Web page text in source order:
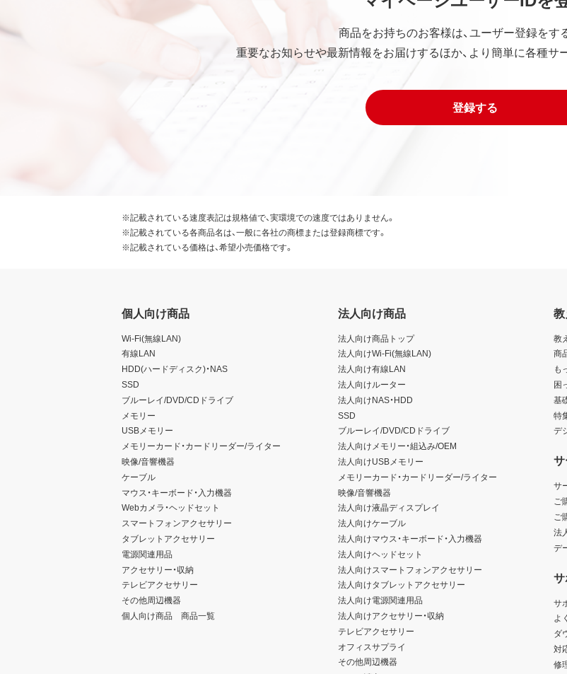
いかなる場合においても、弊社の責任の上限は、お客様が購入商品の対価として
本契約の締結により、お客様は下記事項に同意するものとします。
本ソフトウェアが外国為替及び外国貿易法および米国輸出管理関連法規等に基
識の上、本ソフトウェアを輸出または再輸出する場合は、上記の輸出管理関連
第7条 その他
せん。
本ソフトウェアに表示されている著作権者も本契約について弊社と同じ権利を
本契約に関わる紛争が発生した場合は、弊社の本店所在地を管轄する裁判所を専
商品をお持ちのお客様は、ユーザー登録をす
重要なお知らせや最新情報をお届けするほか、より簡単に各種サ
登録する
※記載されている速度表記は規格値で、実環境での速度ではありません。
※記載されている各商品名は、一般に各社の商標または登録商標です。
※記載されている価格は、希望小売価格です。
個人向け商品
Wi-Fi(無線LAN)
有線LAN
HDD(ハードディスク)・NAS
SSD
ブルーレイ/DVD/CDドライブ
メモリー
USBメモリー
メモリーカード・カードリーダー/ライター
映像/音響機器
ケーブル
マウス・キーボード・入力機器
Webカメラ・ヘッドセット
スマートフォンアクセサリー
タブレットアクセサリー
電源関連用品
アクセサリー・収納
テレビアクセサリー
その他周辺機器
個人向け商品 商品一覧
法人向け商品
法人向け商品トップ
法人向けWi-Fi(無線LAN)
法人向け有線LAN
法人向けルーター
法人向けNAS・HDD
SSD
ブルーレイ/DVD/CDドライブ
法人向けメモリー・組込み/OEM
法人向けUSBメモリー
メモリーカード・カードリーダー/ライター
映像/音響機器
法人向け液晶ディスプレイ
法人向けケーブル
法人向けマウス・キーボード・入力機器
法人向けヘッドセット
法人向けスマートフォンアクセサリー
法人向けタブレットアクセサリー
法人向け電源関連用品
法人向けアクセサリー・収納
テレビアクセサリー
オフィスサプライ
その他周辺機器
教
商
も
困
基
特
デ
サ
ご
ご
法
デ
サ
よ
ダ
対
修